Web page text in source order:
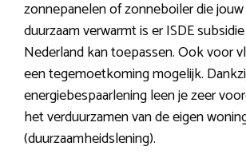
zonnepanelen of zonneboiler die
duurzaam verwarmt is er ISDE
Nederland kan toepassen. Ook voor
een tegemoetkoming mogelijk.
energiebespaarlening leen je zeer
het verduurzamen van de eigen
(duurzaamheidslening).